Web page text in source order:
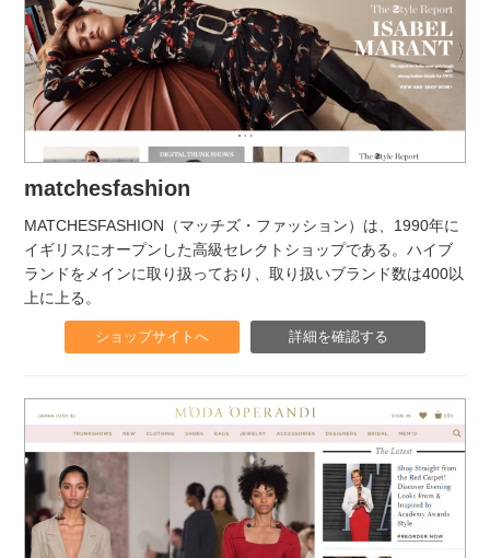
matchesfashion
MATCHESFASHION（マッチズ・ファッション）は、1990年に
イギリスにオープンした高級セレクトショップである。ハイブ
ランドをメインに取り扱っており、取り扱いブランド数は400以
上に上る。
ショップサイトへ 詳細を確認する